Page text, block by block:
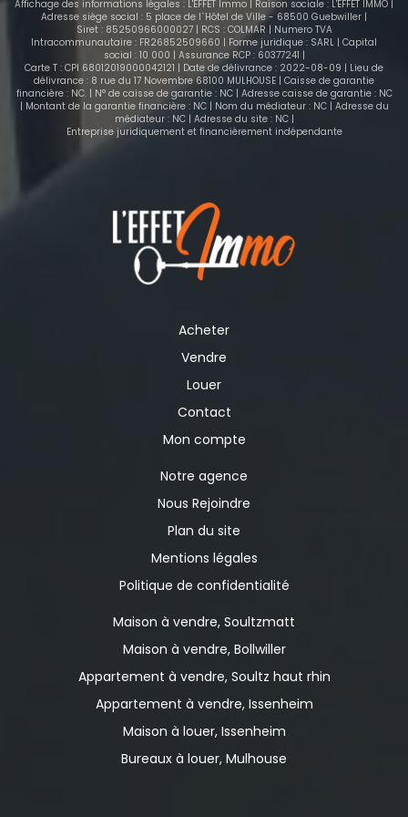
climatisations à chaque étage et l'aspiration
centralisée facilitera votre quotidien. Le plus de
cette maison de ville: un espace extérieur pour
profiter des beaux jours!
Affichage des informations légales : L'EFFET Immo | Raison sociale : L'EFFET IMMO |
Adresse siège social : 5 place de l`Hôtel de Ville - 68500 Guebwiller |
Siret : 85250966000027 | RCS : COLMAR | Numero TVA
Intracommunautaire : FR26852509660 | Forme juridique : SARL | Capital
social : 10 000 | Assurance RCP : 60377241 |
Carte T : CPI 68012019000042121 | Date de délivrance : 2022-08-09 | Lieu de
délivrance : 8 rue du 17 Novembre 68100 MULHOUSE | Caisse de garantie
financière : NC. | N° de caisse de garantie : NC | Adresse caisse de garantie : NC
| Montant de la garantie financière : NC | Nom du médiateur : NC | Adresse du
médiateur : NC | Adresse du site : NC |
Entreprise juridiquement et financièrement indépendante
Acheter
Vendre
Louer
Contact
Mon compte
Notre agence
Nous Rejoindre
Plan du site
Mentions légales
Politique de confidentialité
Maison à vendre, Soultzmatt
Maison à vendre, Bollwiller
Appartement à vendre, Soultz haut rhin
Appartement à vendre, Issenheim
Maison à louer, Issenheim
Bureaux à louer, Mulhouse